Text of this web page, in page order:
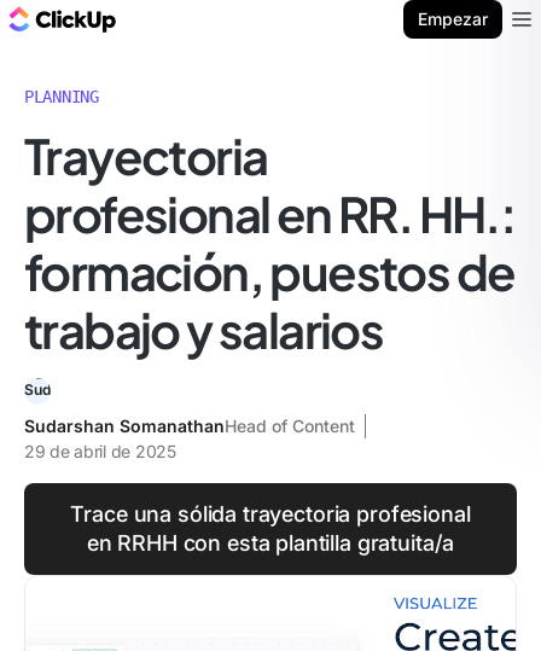
Empezar
PLANNING
Trayectoria
profesional en RR. HH.:
formación, puestos de
trabajo y salarios
Sudarshan SomanathanHead of Content
29 de abril de 2025
Trace una sólida trayectoria profesional
en RRHH con esta plantilla gratuita/a